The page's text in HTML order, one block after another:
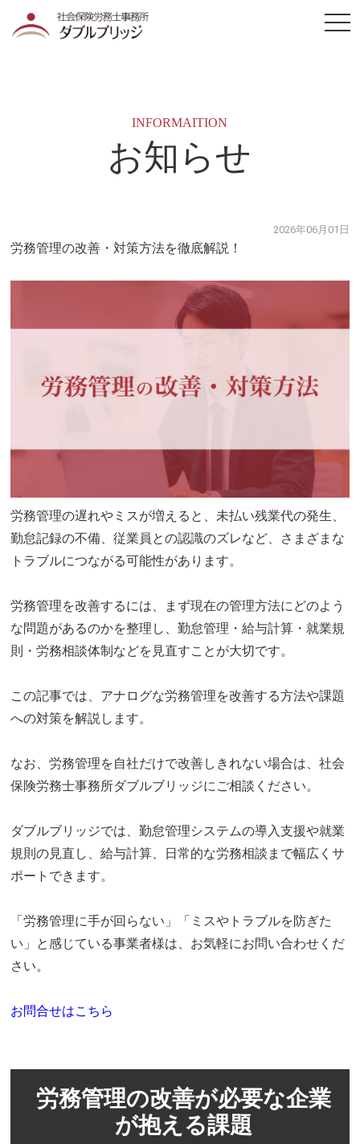
INFORMAITION
お知らせ
2026年06月01日
労務管理の改善・対策方法を徹底解説！
労務管理の遅れやミスが増えると、未払い残業代の発生、
勤怠記録の不備、従業員との認識のズレなど、さまざまな
トラブルにつながる可能性があります。
労務管理を改善するには、まず現在の管理方法にどのよう
な問題があるのかを整理し、勤怠管理・給与計算・就業規
則・労務相談体制などを見直すことが大切です。
この記事では、アナログな労務管理を改善する方法や課題
への対策を解説します。
なお、労務管理を自社だけで改善しきれない場合は、社会
保険労務士事務所ダブルブリッジにご相談ください。
ダブルブリッジでは、勤怠管理システムの導入支援や就業
規則の見直し、給与計算、日常的な労務相談まで幅広くサ
ポートできます。
「労務管理に手が回らない」「ミスやトラブルを防ぎた
い」と感じている事業者様は、お気軽にお問い合わせくだ
さい。
お問合せはこちら
労務管理の改善が必要な企業
が抱える課題